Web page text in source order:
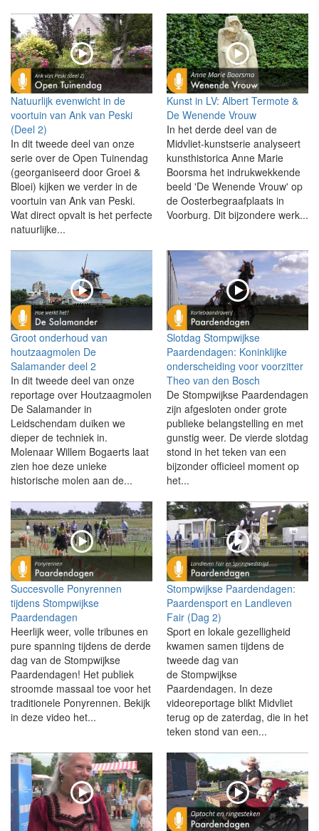
Natuurlijk evenwicht in de
voortuin van Ank van Peski
(Deel 2)
In dit tweede deel van onze
serie over de Open Tuinendag
(georganiseerd door Groei &
Bloei) kijken we verder in de
voortuin van Ank van Peski.
Wat direct opvalt is het perfecte
natuurlijke...
Kunst in LV: Albert Termote &
De Wenende Vrouw
In het derde deel van de
Midvliet-kunstserie analyseert
kunsthistorica Anne Marie
Boorsma het indrukwekkende
beeld 'De Wenende Vrouw' op
de Oosterbegraafplaats in
Voorburg. Dit bijzondere werk...
Groot onderhoud van
houtzaagmolen De
Salamander deel 2
In dit tweede deel van onze
reportage over Houtzaagmolen
De Salamander in
Leidschendam duiken we
dieper de techniek in.
Molenaar Willem Bogaerts laat
zien hoe deze unieke
historische molen aan de...
Slotdag Stompwijkse
Paardendagen: Koninklijke
onderscheiding voor voorzitter
Theo van den Bosch
De Stompwijkse Paardendagen
zijn afgesloten onder grote
publieke belangstelling en met
gunstig weer. De vierde slotdag
stond in het teken van een
bijzonder officieel moment op
het...
Succesvolle Ponyrennen
tijdens Stompwijkse
Paardendagen
Heerlijk weer, volle tribunes en
pure spanning tijdens de derde
dag van de Stompwijkse
Paardendagen! Het publiek
stroomde massaal toe voor het
traditionele Ponyrennen. Bekijk
in deze video het...
Stompwijkse Paardendagen:
Paardensport en Landleven
Fair (Dag 2)
Sport en lokale gezelligheid
kwamen samen tijdens de
tweede dag van
de Stompwijkse
Paardendagen. In deze
videoreportage blikt Midvliet
terug op de zaterdag, die in het
teken stond van een...